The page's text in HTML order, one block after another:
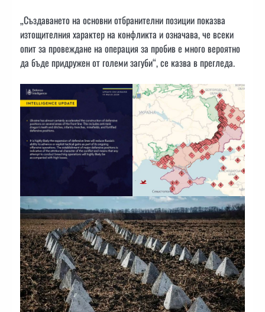
„Създаването на основни отбранителни позиции показва
изтощителния характер на конфликта и означава, че всеки
опит за провеждане на операция за пробив е много вероятно
да бъде придружен от големи загуби“, се казва в прегледа.